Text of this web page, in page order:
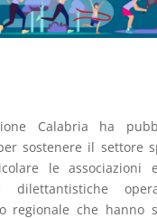
Calabria ha
sostenere il settore
le associazioni
dilettantistiche
regionale che hanno